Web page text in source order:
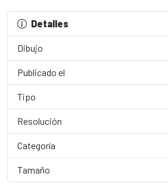
Detalles
Dibujo
Publicado el
Tipo
Resolución
Categoría
Tamaño